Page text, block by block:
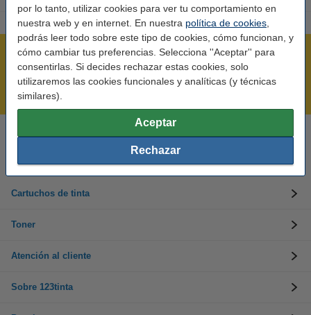
por lo tanto, utilizar cookies para ver tu comportamiento en
nuestra web y en internet. En nuestra política de cookies
podrás leer todo sobre este tipo de cookies, cómo funcionan, y
cómo cambiar tus preferencias. Selecciona ''Aceptar'' para
consentirlas. Si decides rechazar estas cookies, solo
utilizaremos las cookies funcionales y analíticas (y técnicas
similares).
Aceptar
Rechazar
Rápido y sencillo
Mejor Precio Garantizado
En días laborables de 09:00 a 20:00.
Cartuchos de tinta
Toner
Atención al cliente
Sobre 123tinta